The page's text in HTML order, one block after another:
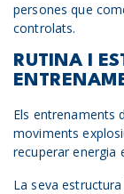
persones que
controlats.
RUTINA I
Els entrenaments
moviments
recuperar energia
La seva